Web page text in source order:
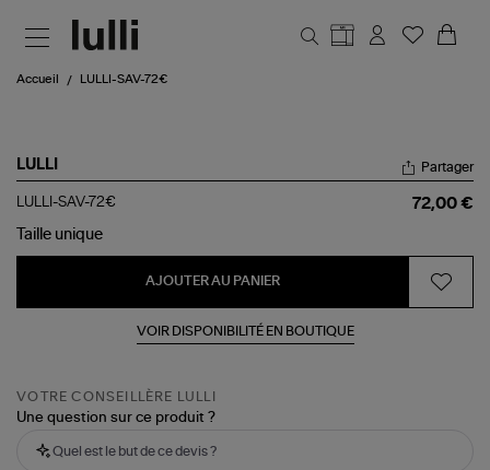
Accueil LULLI-SAV-72€
LULLI
LULLI-
72€
Partager
LULLI-SAV-72€
72,00 €
Taille unique
AJOUTER AU PANIER
VOIR DISPONIBILITÉ EN BOUTIQUE
VOTRE CONSEILLÈRE LULLI
Une question sur ce produit ?
Quel est le but de ce devis ?